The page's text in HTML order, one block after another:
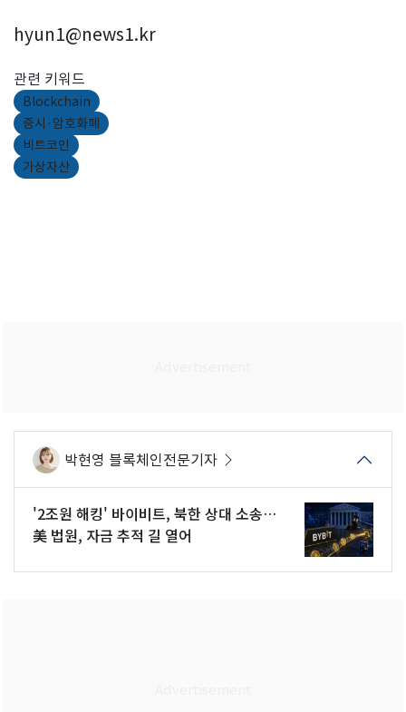
hyun1@news1.kr
관련 키워드
Blockchain
증시·암호화폐
비트코인
가상자산
박현영 블록체인전문기자
'2조원 해킹' 바이비트, 북한 상대 소송…
美 법원, 자금 추적 길 열어